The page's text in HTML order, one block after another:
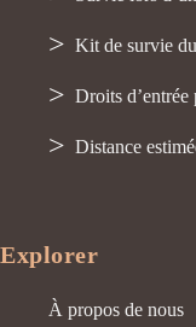
Kit de survie
Droits
Distance
Explorer
À propos de nous